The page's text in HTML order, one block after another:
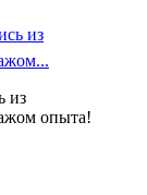
из
опыта!